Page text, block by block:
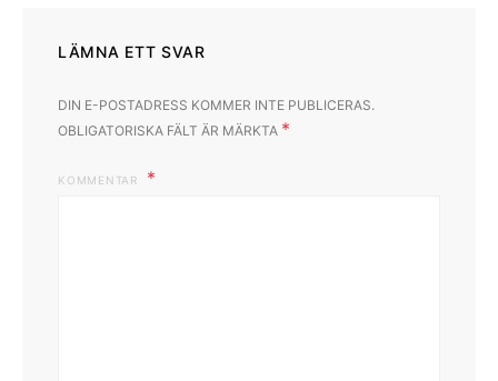
LÄMNA ETT SVAR
DIN E-POSTADRESS KOMMER INTE PUBLICERAS.
OBLIGATORISKA FÄLT ÄR MÄRKTA *
KOMMENTAR